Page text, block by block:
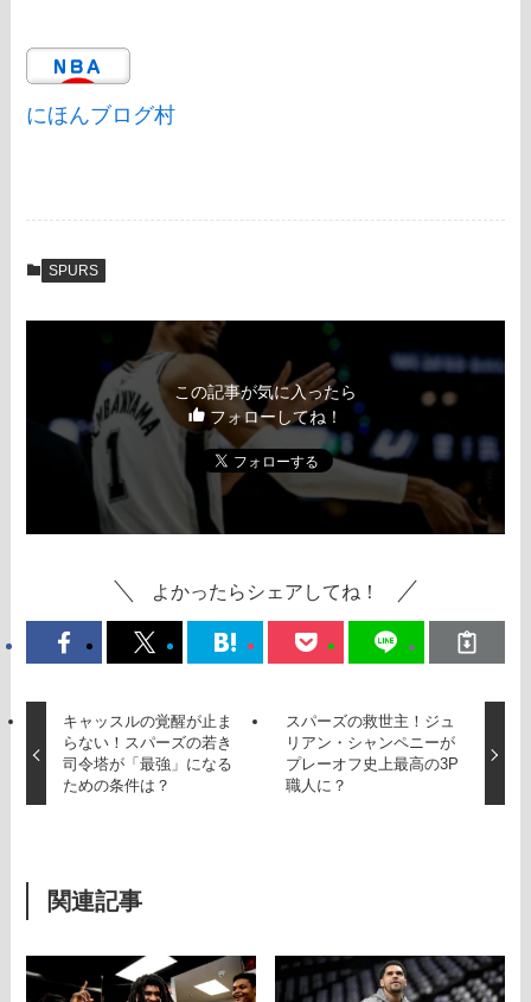
にほんブログ村
SPURS
この記事が気に入ったら
フォローしてね！
よかったらシェアしてね！
キャッスルの覚醒が止ま
らない！スパーズの若き
司令塔が「最強」になる
ための条件は？
スパーズの救世主！ジュ
リアン・シャンペニーが
プレーオフ史上最高の3P
職人に？
関連記事